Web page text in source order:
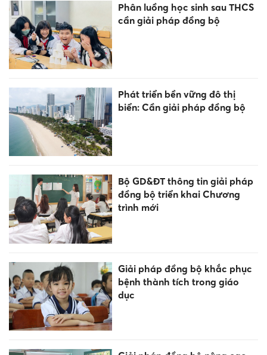
Phân luồng học sinh sau THCS
cần giải pháp đồng bộ
Phát triển bền vững đô thị
biển: Cần giải pháp đồng bộ
Bộ GD&ĐT thông tin giải pháp
đồng bộ triển khai Chương
trình mới
Giải pháp đồng bộ khắc phục
bệnh thành tích trong giáo
dục